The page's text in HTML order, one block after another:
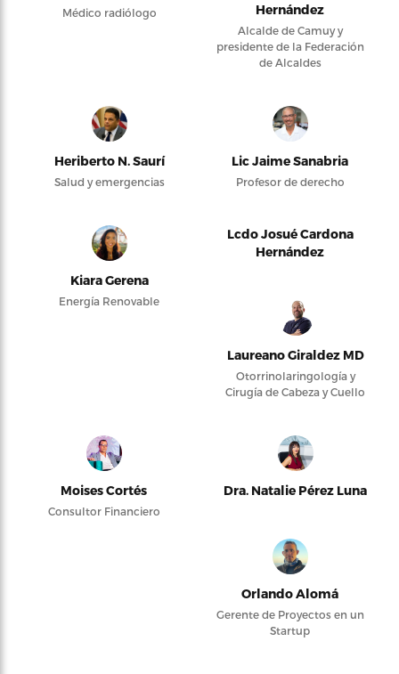
Médico radiólogo
Hernández
Alcalde de Camuy y
presidente de la Federación
de Alcaldes
Heriberto N. Saurí
Salud y emergencias
Lic Jaime Sanabria
Profesor de derecho
Kiara Gerena
Energía Renovable
Lcdo Josué Cardona
Hernández
Laureano Giraldez MD
Otorrinolaringología y
Cirugía de Cabeza y Cuello
Moises Cortés
Consultor Financiero
Dra. Natalie Pérez Luna
Orlando Alomá
Gerente de Proyectos en un
Startup